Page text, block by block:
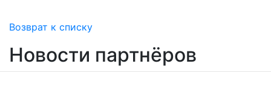
Возврат к списку
Новости партнёров